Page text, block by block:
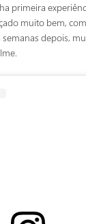
primeira
muito bem,
depois,